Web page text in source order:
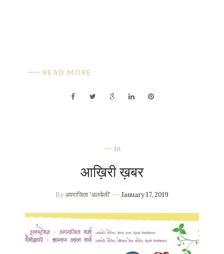
READ MORE
In
आख़िरी ख़बर
Byअपराजिता 'अलबेली' January 17, 2019